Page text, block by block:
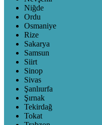
Niğde
Ordu
Osmaniye
Rize
Sakarya
Samsun
Siirt
Sinop
Sivas
Şanlıurfa
Şırnak
Tekirdağ
Tokat